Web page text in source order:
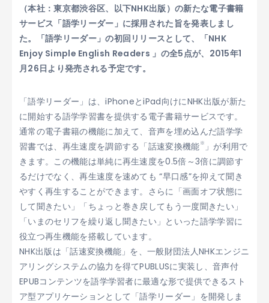
（本社：東京都渋谷区、以下NHK出版）の新たな電子書籍
サービス「語学リーダー」に採用された旨を発表しまし
た。「語学リーダー」の初回リリースとして、「NHK
Enjoy Simple English Readers 」の全5点が、2015年1
月26日より発売される予定です。
「語学リーダー」は、iPhoneとiPad向けにNHK出版が新た
に開始する語学学習書を提供する電子書籍サービスです。
通常の電子書籍の機能に加えて、音声を埋め込んだ語学学
習書では、再生速度を調節する「話速変換機能※ 」が利用で
きます。この機能は単純に再生速度を0.5倍～3倍に調節す
るだけでなく、再生速度を速めても “早口感”を抑えて聞き
やすく再生することができます。さらに「画面オフ状態に
して聞きたい」「ちょっと巻き戻してもう一度聞きたい」
「いまのセリフを繰り返し聞きたい」といった語学学習に
役立つ再生機能を搭載しています。
NHK出版は「話速変換機能」を、一般財団法人NHKエンジニ
アリングシステムの協力を得てPUBLUSに実装し、音声付
EPUBコンテンツを語学学習者に最適な形で提供できるスト
ア型アプリケーションとして「語学リーダー」を開発しま